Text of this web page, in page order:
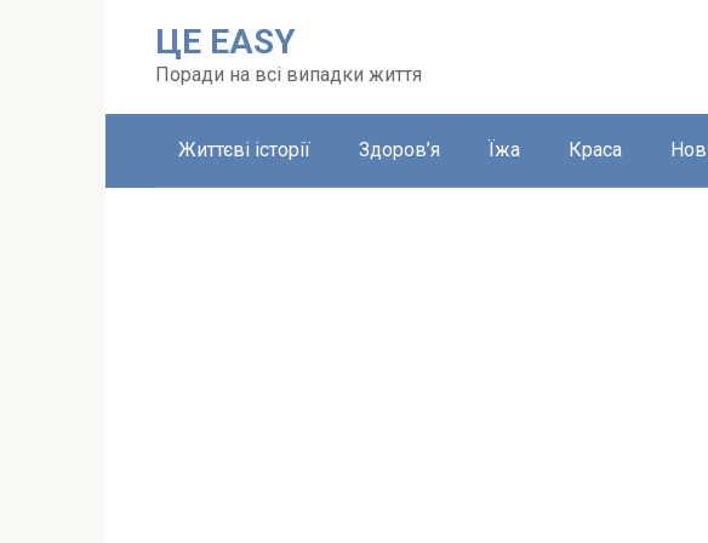
ЦЕ EASY
Поради на всі випадки життя
Життєві історії Здоров’я Їжа Краса